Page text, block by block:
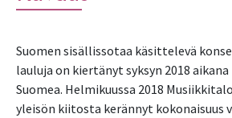
Suomen sisällissotaa käsittelevä
lauluja on kiertänyt syksyn 2018
Suomea. Helmikuussa 2018
yleisön kiitosta kerännyt kokonaisuus